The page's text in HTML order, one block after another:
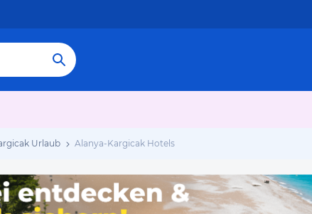
Urlaub Alanya-Kargicak Hotels